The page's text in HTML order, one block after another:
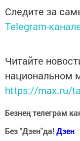
Следите за
Telegram-
Читайте
национальном
https://max.ru/
Безнең телеграм
Без "Дзен"да!Дзен